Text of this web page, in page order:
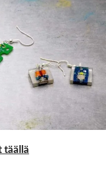
täällä